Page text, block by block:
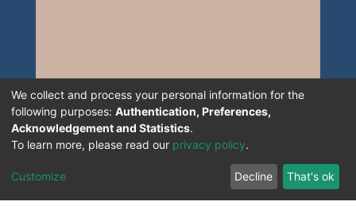
We collect and process your personal information for the
following purposes: Authentication, Preferences,
Acknowledgement and Statistics.
To learn more, please read our privacy policy.
Customize Decline That's ok